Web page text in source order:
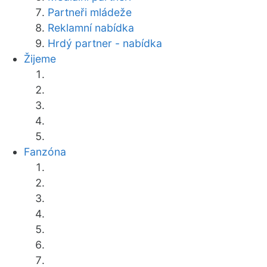
Partneři mládeže
Reklamní nabídka
Hrdý partner - nabídka
Žijeme
Fanzóna